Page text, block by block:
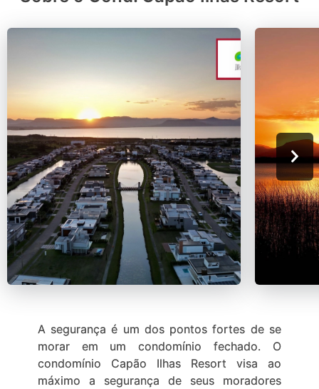
A segurança é um dos pontos fortes de se
morar em um condomínio fechado. O
condomínio Capão Ilhas Resort visa ao
máximo a segurança de seus moradores